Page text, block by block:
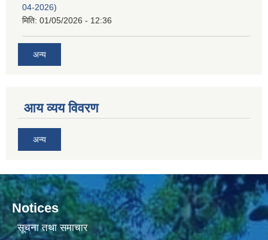
04-2026)
मिति: 01/05/2026 - 12:36
अन्य
आय व्यय विवरण
अन्य
Notices
सूचना तथा समाचार